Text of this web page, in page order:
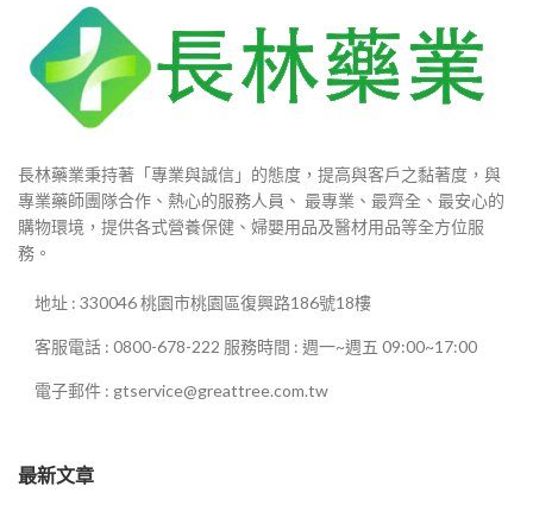
長林藥業秉持著「專業與誠信」的態度，提高與客戶之黏著度，與
專業藥師團隊合作、熱心的服務人員、 最專業、最齊全、最安心的
購物環境，提供各式營養保健、婦嬰用品及醫材用品等全方位服
務。
地址 : 330046 桃園市桃園區復興路186號18樓
客服電話 : 0800-678-222 服務時間 : 週一~週五 09:00~17:00
電子郵件 : gtservice@greattree.com.tw
最新文章